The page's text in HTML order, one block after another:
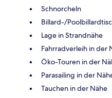
Schnorcheln
Billard-/
Lage in Strandnähe
Fahrradverleih in der
Öko-Touren in der
Parasailing in der
Tauchen in der Nähe